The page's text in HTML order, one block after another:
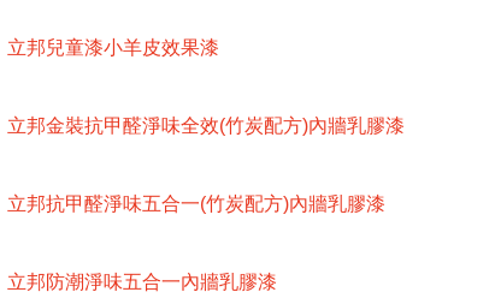
立邦兒童漆小羊皮效果漆
立邦金裝抗甲醛淨味全效(竹炭配方)內牆乳膠漆
立邦抗甲醛淨味五合一(竹炭配方)內牆乳膠漆
立邦防潮淨味五合一內牆乳膠漆